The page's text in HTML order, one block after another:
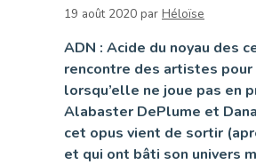
19 août 2020 par Héloïse
ADN : Acide du noyau des
rencontre des artistes
lorsqu’elle ne joue pas en
Alabaster DePlume et
cet opus vient de sortir
et qui ont bâti son univers